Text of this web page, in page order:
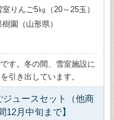
りんご5㎏（20～25玉）
園（山形県）
す。冬の間、雪室施設に
引き出しています。
ュースセット（他商
月中旬まで】